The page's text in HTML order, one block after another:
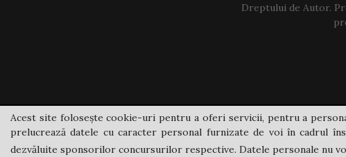
Dreptului de Autor.
Acest site folosește cookie-uri pentru a oferi servicii, pentru a
prelucrează datele cu caracter personal furnizate de voi în cadrul
dezvăluite sponsorilor concursurilor respective. Datele personale nu